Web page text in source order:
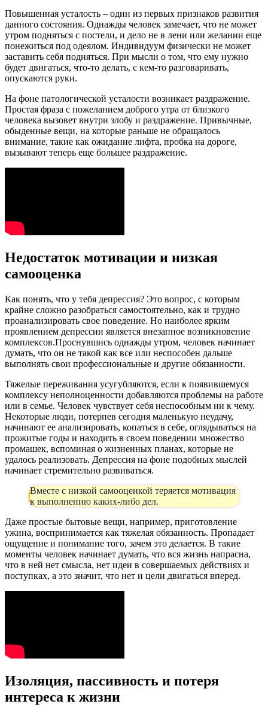
Повышенная усталость – один из первых признаков развития
данного состояния. Однажды человек замечает, что не может
утром подняться с постели, и дело не в лени или желании еще
понежиться под одеялом. Индивидуум физически не может
заставить себя подняться. При мысли о том, что ему нужно
будет двигаться, что-то делать, с кем-то разговаривать,
опускаются руки.
На фоне патологической усталости возникает раздражение.
Простая фраза с пожеланием доброго утра от близкого
человека вызовет внутри злобу и раздражение. Привычные,
обыденные вещи, на которые раньше не обращалось
внимание, такие как ожидание лифта, пробка на дороге,
вызывают теперь еще большее раздражение.
Недостаток мотивации и низкая
самооценка
Как понять, что у тебя депрессия? Это вопрос, с которым
крайне сложно разобраться самостоятельно, как и трудно
проанализировать свое поведение. Но наиболее ярким
проявлением депрессии является внезапное возникновение
комплексов.Проснувшись однажды утром, человек начинает
думать, что он не такой как все или неспособен дальше
выполнять свои профессиональные и другие обязанности.
Тяжелые переживания усугубляются, если к появившемуся
комплексу неполноценности добавляются проблемы на работе
или в семье. Человек чувствует себя неспособным ни к чему.
Некоторые люди, потерпев сегодня маленькую неудачу,
начинают ее анализировать, копаться в себе, оглядываться на
прожитые годы и находить в своем поведении множество
промашек, вспоминая о жизненных планах, которые не
удалось реализовать. Депрессия на фоне подобных мыслей
начинает стремительно развиваться.
Вместе с низкой самооценкой теряется мотивация
к выполнению каких-либо дел.
Даже простые бытовые вещи, например, приготовление
ужина, воспринимается как тяжелая обязанность. Пропадает
ощущение и понимание того, зачем это делается. В такие
моменты человек начинает думать, что вся жизнь напрасна,
что в ней нет смысла, нет идеи в совершаемых действиях и
поступках, а это значит, что нет и цели двигаться вперед.
Изоляция, пассивность и потеря
интереса к жизни